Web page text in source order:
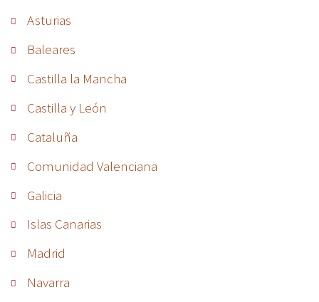
Asturias
Baleares
Castilla la Mancha
Castilla y León
Cataluña
Comunidad Valenciana
Galicia
Islas Canarias
Madrid
Navarra